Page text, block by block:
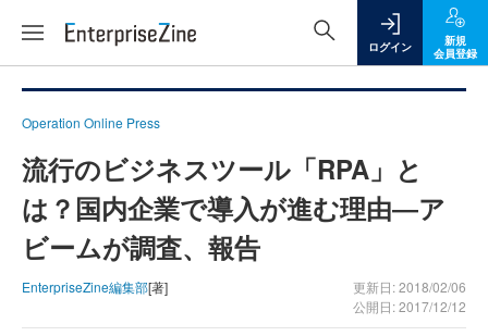
ログイン
新規
会員登録
Operation Online Press
流行のビジネスツール「RPA」と
は？国内企業で導入が進む理由―ア
ビームが調査、報告
EnterpriseZine編集部[著]
更新日: 2018/02/06
公開日: 2017/12/12